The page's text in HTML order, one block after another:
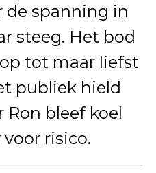
de spanning in
steeg. Het bod
tot maar liefst
publiek hield
Ron bleef koel
risico.